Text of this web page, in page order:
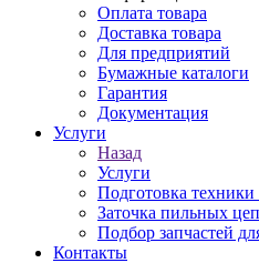
Оплата товара
Доставка товара
Для предприятий
Бумажные каталоги
Гарантия
Документация
Услуги
Назад
Услуги
Подготовка техники
Заточка пильных
Подбор запчастей
Контакты